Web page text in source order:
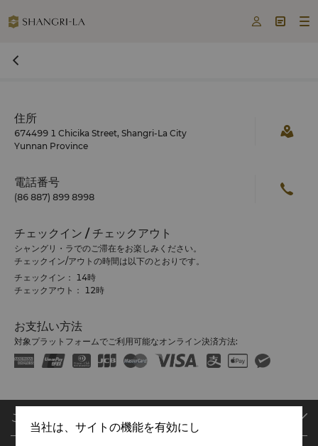
  
住所
674499 1 Chicika Street, Shangri-La City
Yunnan Province
電話番号
(86 887) 899 8998
チェックイン / チェックアウト
シャングリ・ラでのご滞在をお楽しみください。
チェックイン/アウトの時間は以下のとおりです。
チェックイン： 14時
チェックアウト： 12時
お支払い方法
対象プラットフォームでご利用可能なオンライン決済方法:
ご予約
当社は、サイトの機能を有効にし